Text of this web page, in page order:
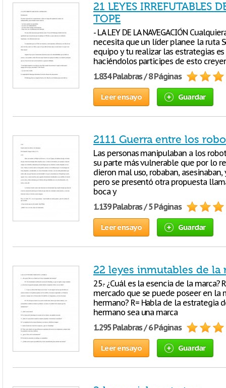
21 LEYES IRREFUTABLES
TOPE
- LA LEY DE LA NAVEGACIÓN
necesita que un líder planee la ruta
equipo y tu realizar las estrategias
haciéndolos participes de esto
1.834 Palabras / 8 Páginas
Leer ensayo Guardar
2111 Guerra entre los
Las personas manipulaban a los
su parte más vulnerable que por lo
dieron mal uso, robaban,
pero se presentó otra propuesta
boca y
1.139 Palabras / 5 Páginas
Leer ensayo Guardar
22 leyes inmutables de la
25.- ¿Cuál es la esencia de la
mercado que se puede poseer en la
hermano? R= Habla de la estrategia
hermano sea una marca
1.295 Palabras / 6 Páginas
Leer ensayo Guardar